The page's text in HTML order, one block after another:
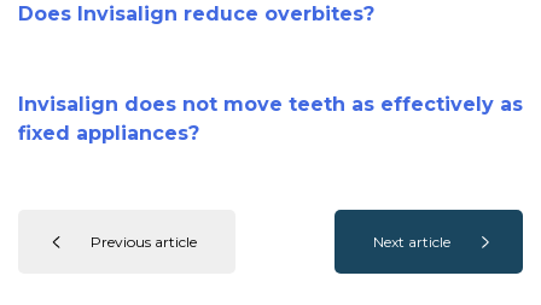
Does Invisalign reduce overbites?
Invisalign does not move teeth as effectively as
fixed appliances?
Previous article Next article